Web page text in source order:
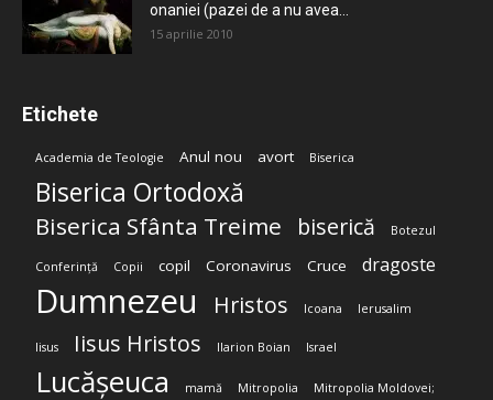
onaniei (pazei de a nu avea...
15 aprilie 2010
Etichete
Academia de Teologie Anul nou avort Biserica
Biserica Ortodoxă
Biserica Sfânta Treime biserică Botezul
Conferință Copii copil Coronavirus Cruce dragoste
Dumnezeu Hristos Icoana Ierusalim
Iisus Iisus Hristos Ilarion Boian Israel
Lucășeuca mamă Mitropolia Mitropolia Moldovei;